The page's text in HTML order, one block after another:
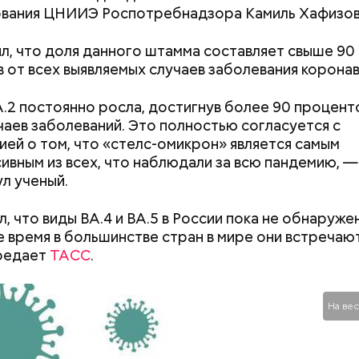
ЦНИИЭ Роспотребнадзора Камиль
что доля данного штамма составляет свыше 90
всех выявляемых случаев заболевания
постоянно росла, достигнув более 90
заболеваний. Это полностью согласуется с
о том, что «стелс-омикрон» является самым
из всех, что наблюдали за всю пандемию, —
ученый.
что виды ВА.4 и ВА.5 в России пока не
время в большинстве стран в мире они
ТАСС.
На
с шаровой молнией важно не паниковать,
«Грязная» зона:
жизнь в
радиации в воздухе. Кроме того, Макеев
населения из города, которую, по его мнению,
на несколько дней.
Николая издавна считали покровителем
Ему молились и земледельцы — о хорошей
Была поговорка: «Кто Николая любит, кто
святой Николай во всякий час помогает».